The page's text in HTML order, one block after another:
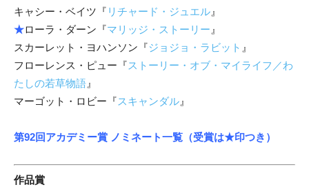
キャシー・ベイツ『 リチャード・ジュエル 』
★ローラ・ダーン『マリッジ・ストーリー 』
スカーレット・ヨハンソン『ジョジョ・ラビット 』
フローレンス・ピュー『ストーリー・オブ・マイライフ／わ
たしの若草物語 』
マーゴット・ロビー『スキャンダル 』
第92回アカデミー賞 ノミネート一覧（受賞は★印つき）
作品賞